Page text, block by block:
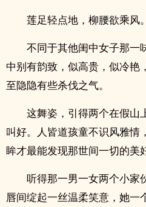
莲足轻点地，柳腰欲乘风。
不同于其他闺中女子那一
中别有韵致，似高贵，似冷艳
至隐隐有些杀伐之气。
这舞姿，引得两个在假山
叫好。人皆道孩童不识风雅情
眸才最能发现那世间一切的美
听得那一男一女两个小家
唇间绽起一丝温柔笑意，她一